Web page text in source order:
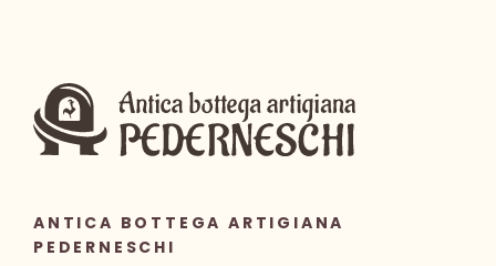
ANTICA BOTTEGA ARTIGIANA
PEDERNESCHI